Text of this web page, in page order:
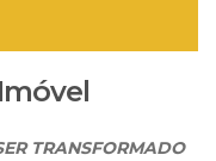
TRANSFORMADO